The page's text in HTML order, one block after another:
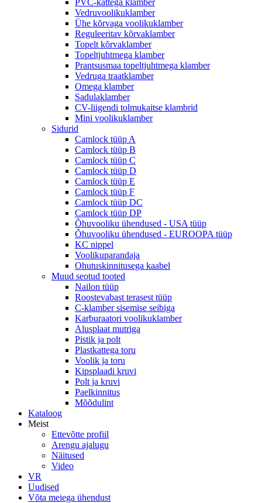
PVC-kattega klamber
Vedruvoolikuklamber
Ühe kõrvaga voolikuklamber
Reguleeritav kõrvaklamber
Topelt kõrvaklamber
Topeltjuhtmega klamber
Prantsusmaa topeltjuhtmega klamber
Vedruga traatklamber
Omega klamber
Sadulaklamber
CV-liigendi tolmukaitse klambrid
Mini voolikuklamber
Sidurid
Camlock tüüp A
Camlock tüüp B
Camlock tüüp C
Camlock tüüp D
Camlock tüüp E
Camlock tüüp F
Camlock tüüp DC
Camlock tüüp DP
Õhuvooliku ühendused - USA tüüp
Õhuvooliku ühendused - EUROOPA tüüp
KC nippel
Voolikuparandaja
Ohutuskinnitusega kaabel
Muud seotud tooted
Nailon tüüp
Roostevabast terasest tüüp
C-klamber sisemise seibiga
Karburaatori voolikuklamber
Alusplaat mutriga
Pistik ja polt
Plastkattega toru
Voolik ja toru
Kipsplaadi kruvi
Polt ja kruvi
Paelkinnitus
Mõõdulint
Kataloog
Meist
Ettevõtte profiil
Arengu ajalugu
Näitused
Video
VR
Uudised
Võta meiega ühendust